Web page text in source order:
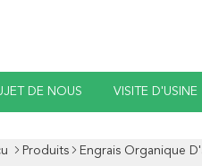
DE NOUS VISITE D'USINE
Produits Engrais Organique